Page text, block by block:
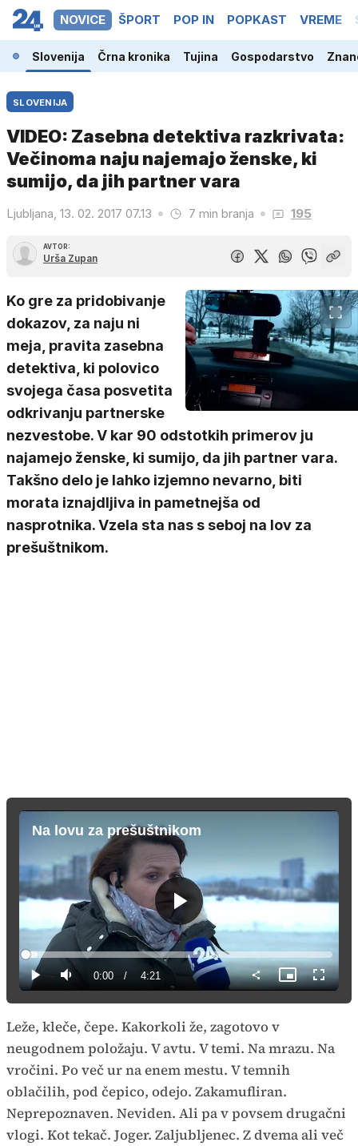
NOVICE ŠPORT POP IN POPKAST VREME
Slovenija Črna kronika Tujina Gospodarstvo
SLOVENIJA
VIDEO: Zasebna detektiva razkrivata:
Večinoma naju najemajo ženske, ki
sumijo, da jih partner vara
Ljubljana, 13. 02. 2017 07.13 7 min branja 195
AVTOR:
Urša Zupan
Ko gre za pridobivanje
dokazov, za naju ni
meja, pravita zasebna
detektiva, ki polovico
svojega časa posvetita
odkrivanju partnerske
nezvestobe. V kar 90 odstotkih primerov ju
najamejo ženske, ki sumijo, da jih partner vara.
Takšno delo je lahko izjemno nevarno, biti
morata iznajdljiva in pametnejša od
nasprotnika. Vzela sta nas s seboj na lov za
prešuštnikom.
Na lovu za prešuštnikom
Predvajaj
PredvajajTiho Current
Time
0:00 / Duration
4:21
Loaded:
3.79%
Slika
v
sliki
način
Leže, kleče, čepe. Kakorkoli že, zagotovo v
neugodnem položaju. V avtu. V temi. Na mrazu. Na
vročini. Po več ur na enem mestu. V temnih
oblačilih, pod čepico, odejo. Zakamufliran.
Neprepoznaven. Neviden. Ali pa v povsem drugačni
vlogi. Kot tekač. Joger. Zaljubljenec. Z dvema ali več